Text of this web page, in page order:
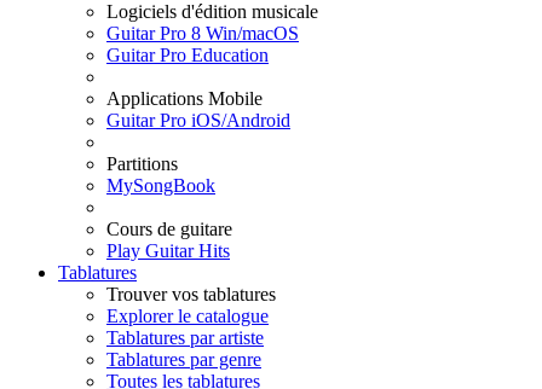
Logiciels d'édition musicale
Guitar Pro 8 Win/macOS
Guitar Pro Education
Applications Mobile
Guitar Pro iOS/Android
Partitions
MySongBook
Cours de guitare
Play Guitar Hits
Tablatures
Trouver vos tablatures
Explorer le catalogue
Tablatures par artiste
Tablatures par genre
Toutes les tablatures